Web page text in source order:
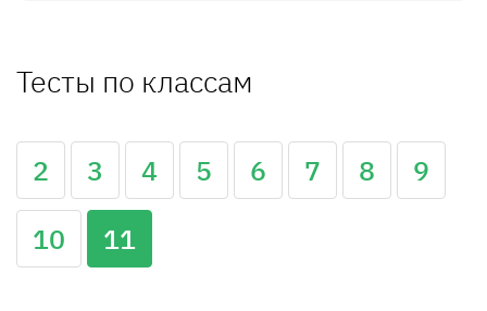
Тесты по классам
2 3 4 5 6 7 8
9
10
11